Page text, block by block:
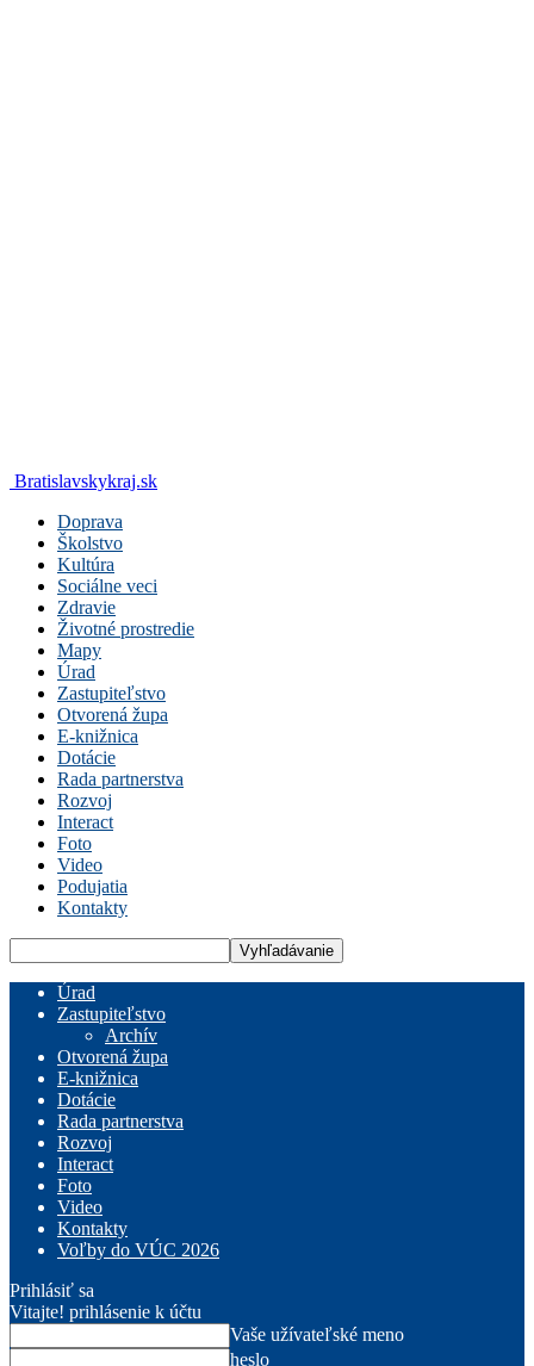
Bratislavskykraj.sk
Doprava
Školstvo
Kultúra
Sociálne veci
Zdravie
Životné prostredie
Mapy
Úrad
Zastupiteľstvo
Otvorená župa
E-knižnica
Dotácie
Rada partnerstva
Rozvoj
Interact
Foto
Video
Podujatia
Kontakty
Úrad
Zastupiteľstvo
Archív
Otvorená župa
E-knižnica
Dotácie
Rada partnerstva
Rozvoj
Interact
Foto
Video
Kontakty
Voľby do VÚC 2026
Prihlásiť sa
Vitajte! prihlásenie k účtu
Vaše užívateľské meno
heslo